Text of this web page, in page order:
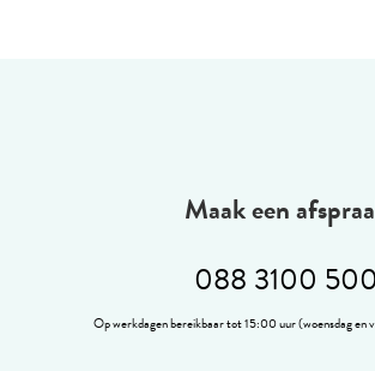
Maak een
088 3100 500
Op werkdagen bereikbaar tot 15:00 uur (woensdag